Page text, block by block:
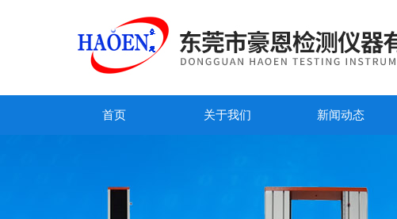
首页 关于我们 新闻动态